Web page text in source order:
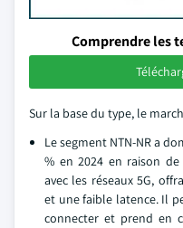
Comprendre les
Sur la base du type, le
Le segment NTN-NR a
% en 2024 en raison
avec les réseaux 5G,
et une faible latence. Il
connecter et prend en